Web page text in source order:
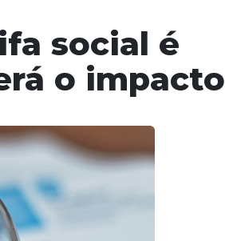
social é
o impacto